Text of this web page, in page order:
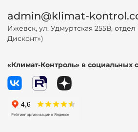
admin@klimat-
Ижевск, ул. Удмуртская 255В,
Дисконт»)
«Климат-Контроль» в социальных